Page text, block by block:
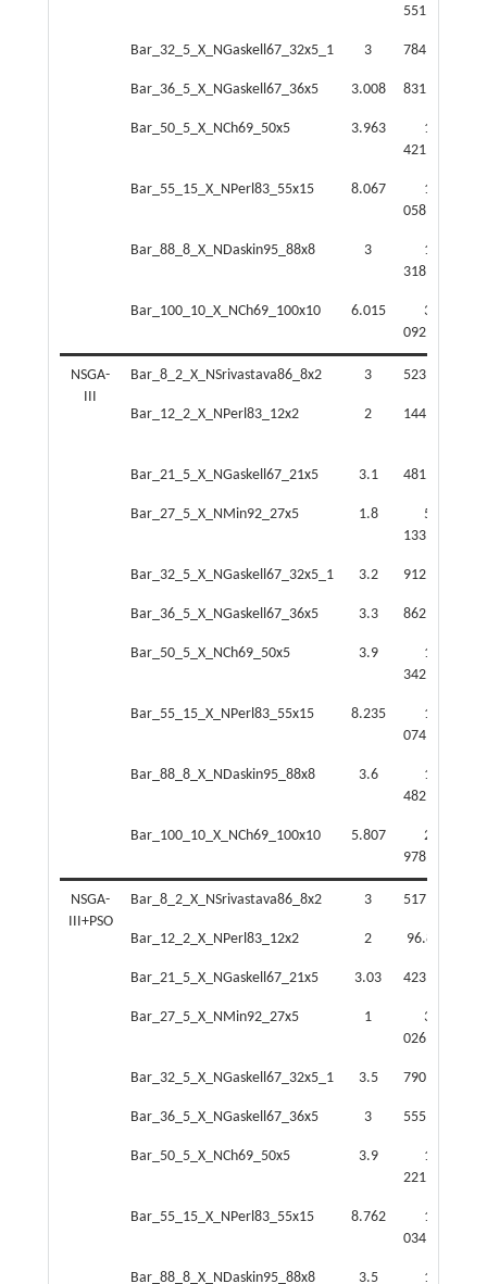
551.351
Bar_32_5_X_NGaskell67_32x5_1 3 784.149
Bar_36_5_X_NGaskell67_36x5 3.008 831.141
Bar_50_5_X_NCh69_50x5 3.963
1
421.524
Bar_55_15_X_NPerl83_55x15 8.067
1
058.433
Bar_88_8_X_NDaskin95_88x8 3
1
318.619
Bar_100_10_X_NCh69_100x10 6.015
3
092.161
NSGA-
III
Bar_8_2_X_NSrivastava86_8x2 3 523.657
Bar_12_2_X_NPerl83_12x2 2 144.113
Bar_21_5_X_NGaskell67_21x5 3.1 481.374
Bar_27_5_X_NMin92_27x5 1.8
5
133.620
Bar_32_5_X_NGaskell67_32x5_1 3.2 912.400
Bar_36_5_X_NGaskell67_36x5 3.3 862.456
Bar_50_5_X_NCh69_50x5 3.9
1
342.910
Bar_55_15_X_NPerl83_55x15 8.235
1
074.410
Bar_88_8_X_NDaskin95_88x8 3.6
1
482.230
Bar_100_10_X_NCh69_100x10 5.807
2
978.000
NSGA-
III+PSO
Bar_8_2_X_NSrivastava86_8x2 3 517.544
Bar_12_2_X_NPerl83_12x2 2 96.852
Bar_21_5_X_NGaskell67_21x5 3.03 423.300
Bar_27_5_X_NMin92_27x5 1
3
026.060
Bar_32_5_X_NGaskell67_32x5_1 3.5 790.263
Bar_36_5_X_NGaskell67_36x5 3 555.626
Bar_50_5_X_NCh69_50x5 3.9
1
221.680
Bar_55_15_X_NPerl83_55x15 8.762
1
034.769
Bar_88_8_X_NDaskin95_88x8 3.5 1